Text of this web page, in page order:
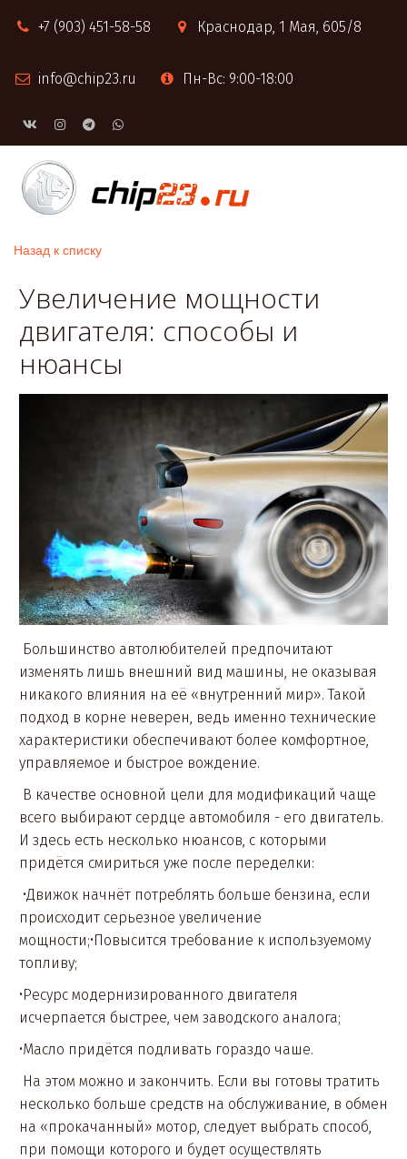
+7 (903) 451-58-58 Краснодар, 1 Мая, 605/8
info@chip23.ru Пн-Вс: 9:00-18:00
Назад к списку
Увеличение мощности
двигателя: способы и
нюансы
Большинство автолюбителей предпочитают
изменять лишь внешний вид машины, не оказывая
никакого влияния на её «внутренний мир». Такой
подход в корне неверен, ведь именно технические
характеристики обеспечивают более комфортное,
управляемое и быстрое вождение.
В качестве основной цели для модификаций чаще
всего выбирают сердце автомобиля - его двигатель.
И здесь есть несколько нюансов, с которыми
придётся смириться уже после переделки:
•Движок начнёт потреблять больше бензина, если
происходит серьезное увеличение
мощности;•Повысится требование к используемому
топливу;
•Ресурс модернизированного двигателя
исчерпается быстрее, чем заводского аналога;
•Масло придётся подливать гораздо чаше.
На этом можно и закончить. Если вы готовы тратить
несколько больше средств на обслуживание, в обмен
на «прокачанный» мотор, следует выбрать способ,
при помощи которого и будет осуществлять